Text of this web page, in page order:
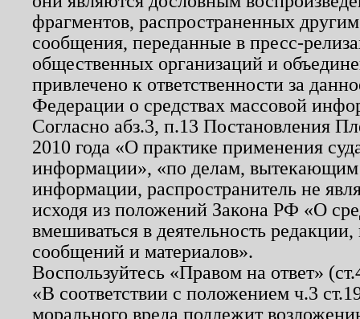
фрагментов, распространенных
сообщения, переданные в пресс-
общественных организаций и
привлечено к ответственности за
Федерации о средствах массовой
Согласно абз.3, п.13 Постановления
2010 года «О практике применения
информации», «по делам, вытекающим
информации, распространитель не
исходя из положений Закона РФ «О
вмешиваться в деятельность
сообщений и материалов».
Воспользуйтесь «Правом на ответ»
«В соответствии с положением ч.3
морального вреда подлежит